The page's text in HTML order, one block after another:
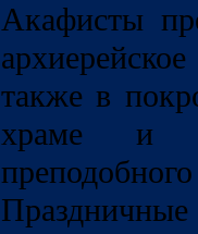
Акафисты
также в
храме и